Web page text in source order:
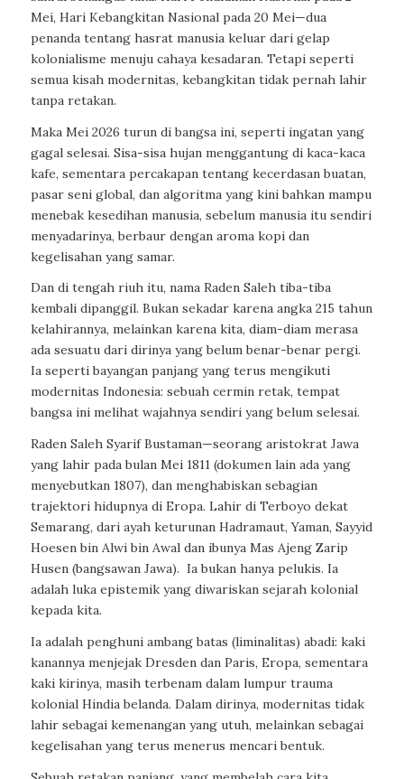
Mei, Hari Kebangkitan Nasional pada 20 Mei—dua
penanda tentang hasrat manusia keluar dari gelap
kolonialisme menuju cahaya kesadaran. Tetapi seperti
semua kisah modernitas, kebangkitan tidak pernah lahir
tanpa retakan.
Maka Mei 2026 turun di bangsa ini, seperti ingatan yang
gagal selesai. Sisa-sisa hujan menggantung di kaca-kaca
kafe, sementara percakapan tentang kecerdasan buatan,
pasar seni global, dan algoritma yang kini bahkan mampu
menebak kesedihan manusia, sebelum manusia itu sendiri
menyadarinya, berbaur dengan aroma kopi dan
kegelisahan yang samar.
Dan di tengah riuh itu, nama Raden Saleh tiba-tiba
kembali dipanggil. Bukan sekadar karena angka 215 tahun
kelahirannya, melainkan karena kita, diam-diam merasa
ada sesuatu dari dirinya yang belum benar-benar pergi.
Ia seperti bayangan panjang yang terus mengikuti
modernitas Indonesia: sebuah cermin retak, tempat
bangsa ini melihat wajahnya sendiri yang belum selesai.
Raden Saleh Syarif Bustaman—seorang aristokrat Jawa
yang lahir pada bulan Mei 1811 (dokumen lain ada yang
menyebutkan 1807), dan menghabiskan sebagian
trajektori hidupnya di Eropa. Lahir di Terboyo dekat
Semarang, dari ayah keturunan Hadramaut, Yaman, Sayyid
Hoesen bin Alwi bin Awal dan ibunya Mas Ajeng Zarip
Husen (bangsawan Jawa). Ia bukan hanya pelukis. Ia
adalah luka epistemik yang diwariskan sejarah kolonial
kepada kita.
Ia adalah penghuni ambang batas (liminalitas) abadi: kaki
kanannya menjejak Dresden dan Paris, Eropa, sementara
kaki kirinya, masih terbenam dalam lumpur trauma
kolonial Hindia belanda. Dalam dirinya, modernitas tidak
lahir sebagai kemenangan yang utuh, melainkan sebagai
kegelisahan yang terus menerus mencari bentuk.